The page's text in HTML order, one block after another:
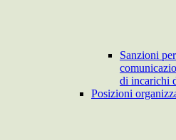
Sanzioni
di incarichi
Posizioni